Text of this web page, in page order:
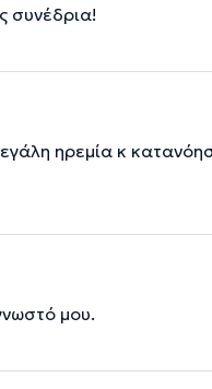
συνέδρια!
ηρεμία κ
μου.